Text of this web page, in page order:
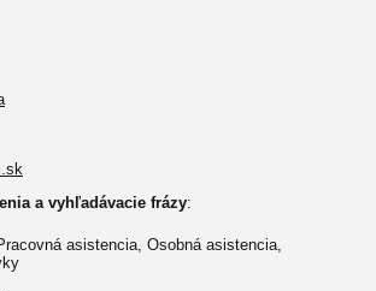
a vyhľadávacie frázy:
asistencia, Osobná asistencia,